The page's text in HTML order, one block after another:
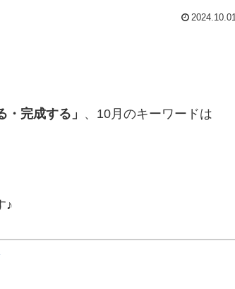
2024.10.01
・完成する」
、10月のキーワードは
♪